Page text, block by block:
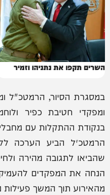
השרים תקפו את נתניהו וזמיר
במסגרת הסיור, הרמטכ"ל
בנקודת ההתקלות עם
הרמטכ״ל הביע הערכה
שהביאו לתגובה מהירה
הנחה את המפקדים
מהאירוע תוך המשך פעילות